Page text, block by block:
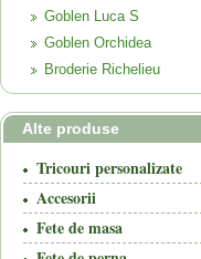
Goblen Luca S
Goblen Orchidea
Broderie Richelieu
Alte produse
Tricouri personalizate
Accesorii
Fete de masa